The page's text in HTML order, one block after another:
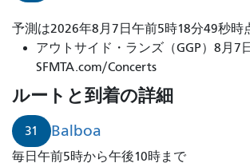
予測は2026年8月7日午前5時18分49秒時
アウトサイド・ランズ（GGP）8月7
SFMTA.com/Concerts
ルートと到着の詳細
31 Balboa
毎日午前5時から午後10時まで